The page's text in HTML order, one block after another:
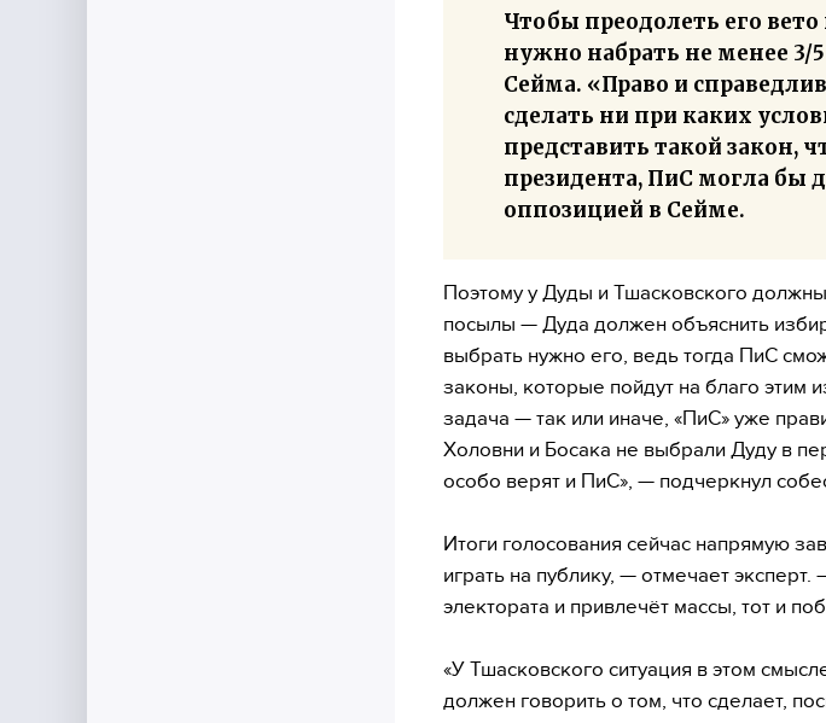
Чтобы преодолеть его
нужно набрать не менее 3/
Сейма. «Право и
сделать ни при каких
представить такой закон,
президента, ПиС могла бы
оппозицией в Сейме.
Поэтому у Дуды и Тшасковского
посылы — Дуда должен объяснить
выбрать нужно его, ведь тогда ПиС
законы, которые пойдут на благо этим
задача — так или иначе, «ПиС» уже
Холовни и Босака не выбрали Дуду в
особо верят и ПиС», — подчеркнул
Итоги голосования сейчас напрямую
играть на публику, — отмечает
электората и привлечёт массы, тот и
«У Тшасковского ситуация в этом
должен говорить о том, что сделает,